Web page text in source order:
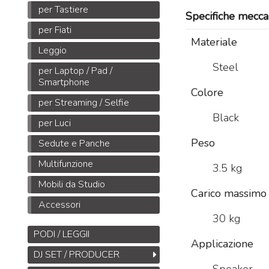
Specifiche
Materiale
Steel
Colore
Black
Peso
3.5 kg
Carico massimo
30 kg
Applicazione
per Tastiere
per Fiati
Leggio
per Laptop / Pad /
Smartphone
per Streaming / Selfie
per Luci
Sedute e Panche
Multifunzione
Mobili da Studio
Accessori
PODI / LEGGII
DJ SET / PRODUCER
Midas DL32
ingressi, 16 uscite con
32 preamplificatori
microfonici Midas,
interfacce
1.245 1.925,00